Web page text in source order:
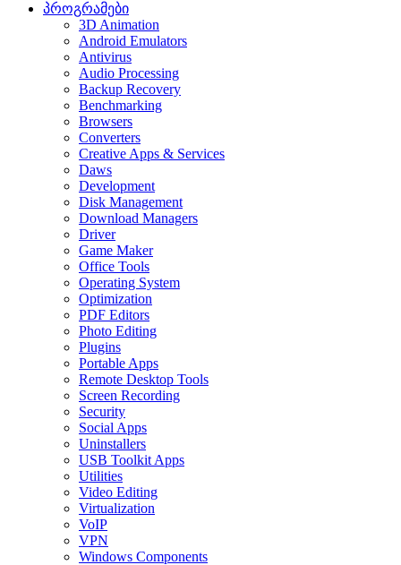
პროგრამები
3D Animation
Android Emulators
Antivirus
Audio Processing
Backup Recovery
Benchmarking
Browsers
Converters
Creative Apps & Services
Daws
Development
Disk Management
Download Managers
Driver
Game Maker
Office Tools
Operating System
Optimization
PDF Editors
Photo Editing
Plugins
Portable Apps
Remote Desktop Tools
Screen Recording
Security
Social Apps
Uninstallers
USB Toolkit Apps
Utilities
Video Editing
Virtualization
VoIP
VPN
Windows Components